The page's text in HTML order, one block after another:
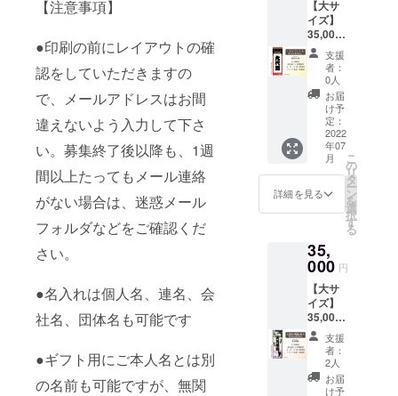
【注意事項】
●印刷の前にレイアウトの確
認をしていただきますの
で、メールアドレスはお間
違えないよう入力して下さ
い。募集終了後以降も、1週
間以上たってもメール連絡
がない場合は、迷惑メール
フォルダなどをご確認くだ
さい。
●名入れは個人名、連名、会
社名、団体名も可能です
●ギフト用にご本人名とは別
の名前も可能ですが、無関
込む場
合があ
りま
す。勝
手なが
らご支
援＝ご
許諾と
させて
いただ
きま
す。 ・
千社札
は支援
で、出
来上が
りによ
る返
品・返
金など
には応
じられ
ません
のでご
廊下へ
の貼付
の為、
千社札
が金具
屋の取
材、ロ
ケなど
で映り
込む場
合があ
りま
す。勝
手なが
させて
いただ
きま
す。 ・
千社札
は支援
の御礼
となり
ますの
で、出
来上が
きま
す。 ・
ギフト
などで
ご本人
と別の
名入れ
をする
場合
は、事
由を備
考欄に
ご記載
下さ
い。 ・
公序良
する文
字につ
いては
制作で
きませ
ん。 ・
廊下へ
の貼付
の為、
千社札
が金具
なく連
名、会
社名、
団体名
も可能
です。
ただ
し、本
人とは
無関係
な著名
人や著
作権に
かかる
名前は
不可と
いただ
きま
す。 ・
ギフト
などで
ご本人
と別の
名入れ
をする
場合
は、事
強中。
※ご注意
事項 ・
名入れ
時にデ
ザイン
のやり
取りを
いたし
ますの
で、お
間違え
の無い
よう
メール
ス、お
電話番
号をご
入力く
ださ
い。 ・
個人名
だけで
なく連
名、会
社名、
朝日
「秘湯
ロマ
ン」金
具屋回
に出演
のご縁
です。
今回は
そのイ
ラスト
の才能
をいか
んなく
ていた
だきま
した。
イラス
トもご
本人の
名前も
すべて
りささ
んの手
書きを
※※※※※※
※※※※※※
※※※※※※
※※※※※
名入れ
は肩書
をいれ
たり連
名にす
ること
も可能
です。
にデー
タで確
きま
す。 ----
- デザイ
ナー：
A2WOR
K デザ
イ
ナー。
音泉温
楽等の
札大・
中・小
を各4枚
ご住所
に送付
空欄札
大・
中・小
を各1枚
をご住
所に送
※※※※※※
※※※※※※
※※※※※※
【備考
欄】に
名入れ
文字を
指定し
てくだ
さい
※※※※※※
※※※※※※
※※※※※※
所：金
具屋1階
廊下
（場所
の指定
はでき
ませ
ん） 名
前入り
札大・
中・小
を各4枚
ご住所
に送付
を各1枚
をご住
所に送
付
※※※※※※
※※※※※※
※※※※※※
※※※※※
必ず
【備考
り。金
具屋の
玄関に
いる牛
をモ
チーフ
にした
公式デ
ザイン
『ご支
援御
礼』 オ
リジナ
ル名入
屋に1年
間貼付
貼付場
所：金
具屋1階
廊下
（場所
の指定
はでき
ませ
ん） 名
【大サ
イズ】
35,000
円 千社
札【金
具屋レ
トロパ
ンフ】
大サイ
ズ貼付
貼付札
寸法：
約 幅
70mm
縦
192.5m
要：金
具屋で
昭和11
年に発
行され
た当時
のパン
フレッ
トをモ
チーフ
にした
支援
者：
0人
お届
け予
定：
2022
年07
月
詳細を見る
こ
の
リ
タ
ー
ン
を
選
択
す
る
35,
000 円
【大サ
イズ】
35,000
円 千社
札【大
沼池の
黒龍と
姫】大
支援
者：
2人
お届
け予